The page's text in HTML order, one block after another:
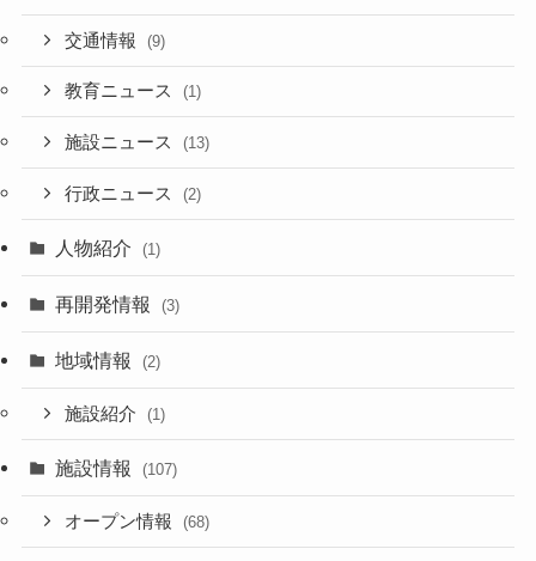
交通情報 (9)
教育ニュース (1)
施設ニュース (13)
行政ニュース (2)
人物紹介 (1)
再開発情報 (3)
地域情報 (2)
施設紹介 (1)
施設情報 (107)
オープン情報 (68)